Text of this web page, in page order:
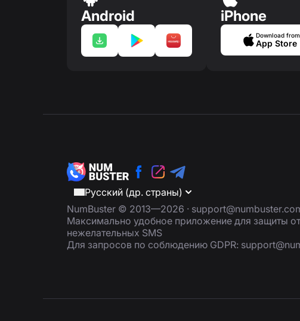
Android iPhone
Download
App Store
Русский (др. страны)
NumBuster © 2013—2026 ·
Максимально удобное приложение для защиты
нежелательных SMS
Для запросов по соблюдению GDPR: